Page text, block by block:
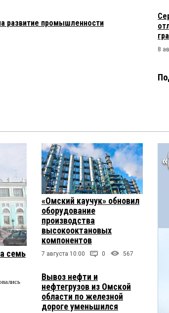
развитие промышленности
8
семь
«Омский каучук» обновил
оборудование
производства
высокооктановых
компонентов
7 августа 10:00 0 567
Вывоз нефти и
нефтегрузов из Омской
области по железной
дороге уменьшился